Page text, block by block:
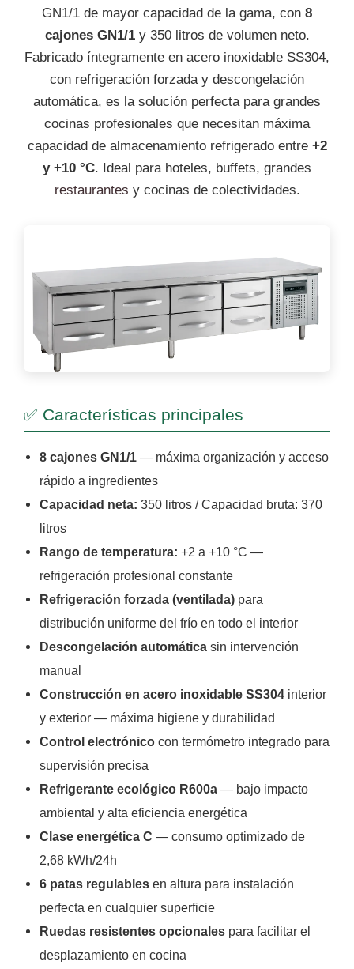
GN1/1 de mayor capacidad de la gama, con 8
cajones GN1/1y 350 litros de volumen neto.
Fabricado íntegramente en acero inoxidable SS304,
con refrigeración forzada y descongelación
automática, es la solución perfecta para grandes
cocinas profesionales que necesitan máxima
capacidad de almacenamiento refrigerado entre +2
y +10 °C. Ideal para hoteles, buffets, grandes
restaurantes y cocinas de colectividades.
✅ Características principales
8 cajones GN1/1 — máxima organización y acceso
rápido a ingredientes
Capacidad neta: 350 litros / Capacidad bruta: 370
litros
Rango de temperatura: +2 a +10 °C —
refrigeración profesional constante
Refrigeración forzada (ventilada) para
distribución uniforme del frío en todo el interior
Descongelación automática sin intervención
manual
Construcción en acero inoxidable SS304 interior
y exterior — máxima higiene y durabilidad
Control electrónico con termómetro integrado para
supervisión precisa
Refrigerante ecológico R600a — bajo impacto
ambiental y alta eficiencia energética
Clase energética C — consumo optimizado de
2,68 kWh/24h
6 patas regulables en altura para instalación
perfecta en cualquier superficie
Ruedas resistentes opcionales para facilitar el
desplazamiento en cocina